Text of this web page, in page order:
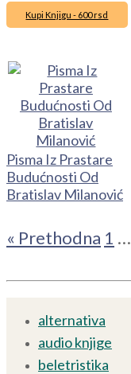
Kupi Knjigu - 600 rsd
Pisma Iz Prastare
Budućnosti Od
Bratislav Milanović
« Prethodna 1 …
alternativa
audio knjige
beletristika